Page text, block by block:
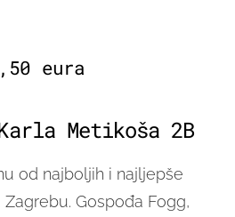
eura
Metikoša 2B
od najboljih i najljepše
Zagrebu. Gospođa Fogg,